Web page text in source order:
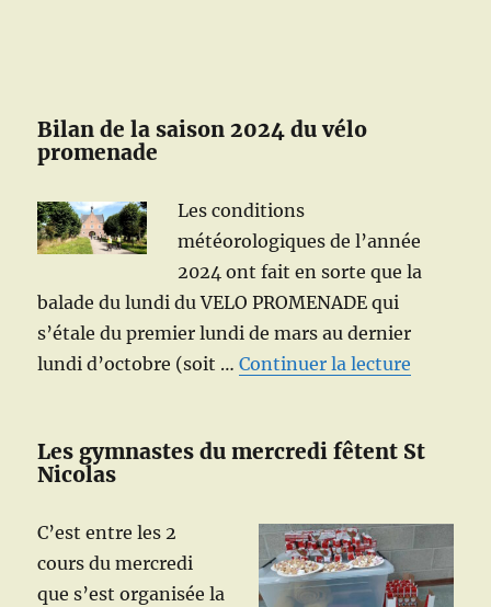
Bilan de la saison 2024 du vélo
promenade
Les conditions
météorologiques de l’année
2024 ont fait en sorte que la
balade du lundi du VELO PROMENADE qui
s’étale du premier lundi de mars au dernier
lundi d’octobre (soit …Continuer la lecture
Les gymnastes du mercredi fêtent St
Nicolas
C’est entre les 2
cours du mercredi
que s’est organisée la